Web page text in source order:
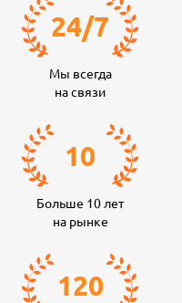
24/7
Мы всегда
на связи
10
Больше 10 лет
на рынке
120